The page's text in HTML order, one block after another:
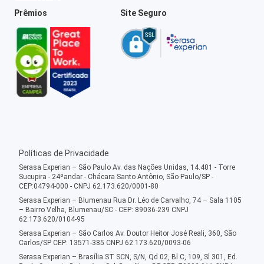
Prêmios Site Seguro
Políticas de Privacidade
Serasa Experian – São Paulo Av. das Nações Unidas, 14.401 - Torre
Sucupira - 24ºandar - Chácara Santo Antônio, São Paulo/SP -
CEP:04794-000 - CNPJ 62.173.620/0001-80
Serasa Experian – Blumenau Rua Dr. Léo de Carvalho, 74 – Sala 1105
– Bairro Velha, Blumenau/SC - CEP: 89036-239 CNPJ
62.173.620/0104-95
Serasa Experian – São Carlos Av. Doutor Heitor José Reali, 360, São
Carlos/SP CEP: 13571-385 CNPJ 62.173.620/0093-06
Serasa Experian – Brasília ST SCN, S/N, Qd 02, Bl C, 109, Sl 301, Ed.